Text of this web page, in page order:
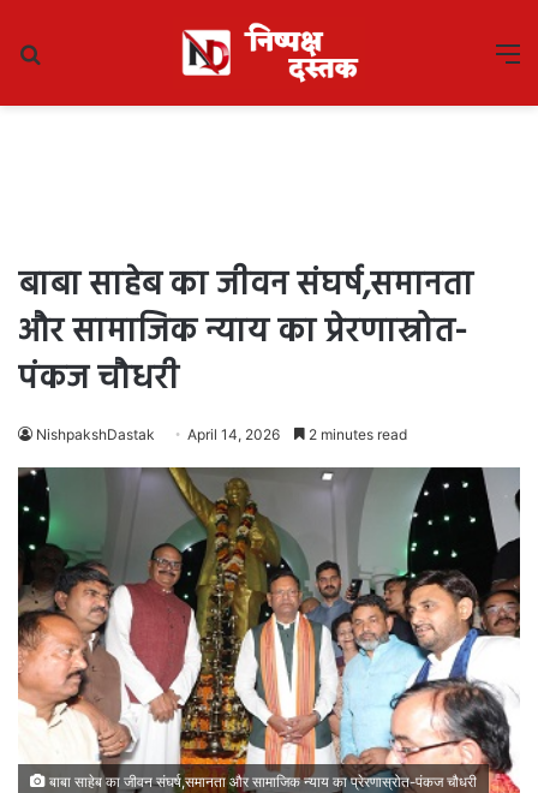
बाबा साहेब का जीवन संघर्ष,समानता
और सामाजिक न्याय का प्रेरणास्रोत-
पंकज चौधरी
NishpakshDastak April 14, 2026 2 minutes read
बाबा साहेब का जीवन संघर्ष,समानता और सामाजिक न्याय का प्रेरणास्रोत-पंकज चौधरी